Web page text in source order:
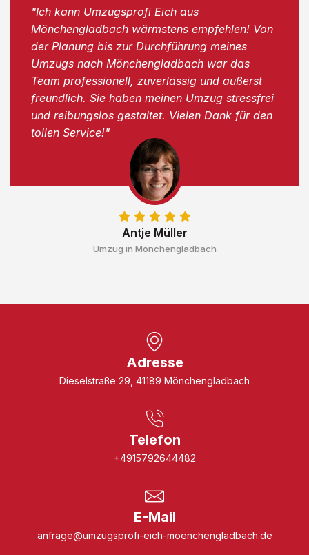
Antje Müller
Umzug in Mönchengladbach
"Ich kann Umzugsprofi Eich aus
Mönchengladbach wärmstens empfehlen! Von
der Planung bis zur Durchführung meines
Umzugs nach Mönchengladbach war das
Team professionell, zuverlässig und äußerst
freundlich. Sie haben meinen Umzug stressfrei
und reibungslos gestaltet. Vielen Dank für den
tollen Service!"
Adresse
Dieselstraße 29, 41189 Mönchengladbach
Telefon
+4915792644482
E-Mail
anfrage@umzugsprofi-eich-moenchengladbach.de